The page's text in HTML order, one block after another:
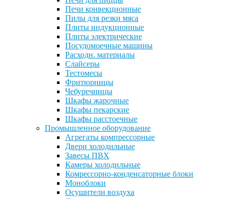
Печи конвекционные
Пилы для резки мяса
Плиты индукционные
Плиты электрические
Посудомоечные машины
Расходн. материалы
Слайсеры
Тестомесы
Фритюрницы
Чебуречницы
Шкафы жарочные
Шкафы пекарские
Шкафы расстоечные
Промышленное оборудование
Агрегаты компрессорные
Двери холодильные
Завесы ПВХ
Камеры холодильные
Комрессорно-конденсаторные блоки
Моноблоки
Осушители воздуха